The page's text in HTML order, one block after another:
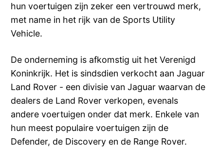
hun voertuigen zijn zeker een vertrouwd merk,
met name in het rijk van de Sports Utility
Vehicle.
De onderneming is afkomstig uit het Verenigd
Koninkrijk. Het is sindsdien verkocht aan Jaguar
Land Rover - een divisie van Jaguar waarvan de
dealers de Land Rover verkopen, evenals
andere voertuigen onder dat merk. Enkele van
hun meest populaire voertuigen zijn de
Defender, de Discovery en de Range Rover.